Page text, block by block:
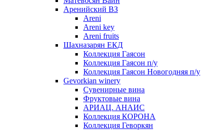
Аренийский ВЗ
Areni
Areni key
Areni fruits
Шахназарян ЕКД
Коллекция Гаясон
Коллекция Гаясон п/у
Коллекция Гаясон Новогодняя п/у
Gevorkian winery
Сувенирные вина
Фруктовые вина
АРИАЦ. АНАИС
Коллекция КОРОНА
Коллекция Геворкян